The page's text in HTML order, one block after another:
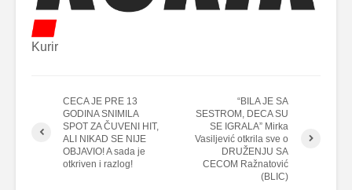
Kurir
CECA JE PRE 13
GODINA SNIMILA
SPOT ZA ČUVENI HIT,
ALI NIKAD SE NIJE
OBJAVIO! A sada je
otkriven i razlog!
“BILA JE SA
SESTROM, DECA SU
SE IGRALA” Mirka
Vasiljević otkrila sve o
DRUŽENJU SA
CECOM Ražnatović
(BLIC)